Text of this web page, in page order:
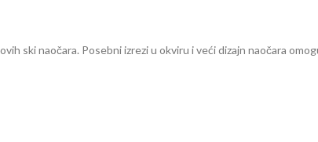
ski naočara. Posebni izrezi u okviru i veći dizajn naočara